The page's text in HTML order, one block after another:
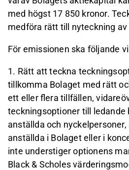
med högst 17 850 kronor.
medföra rätt till nyteckning
För emissionen ska följande
1. Rätt att teckna
tillkomma Bolaget med rätt
ett eller flera tillfällen,
teckningsoptioner till ledande
anställda och
anställda i Bolaget eller i
inte understiger optionens
Black & Scholes